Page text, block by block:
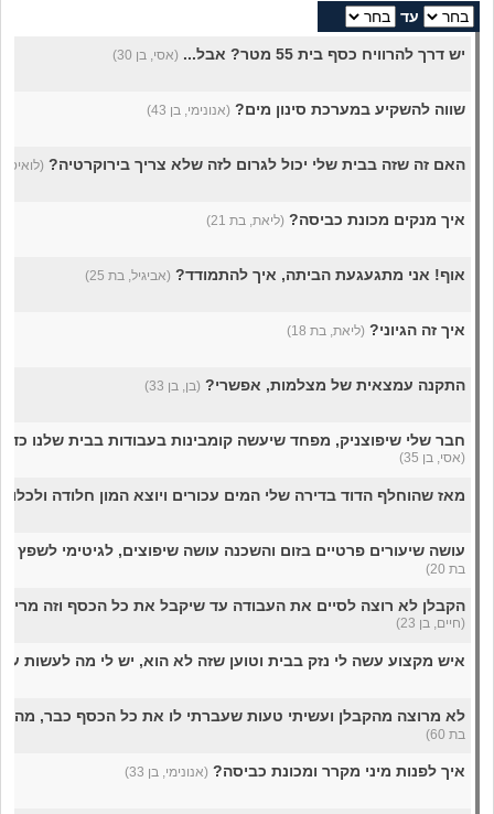
חיות מחמד
יוקר המחיה
גאווה
עד
יש דרך להרוויח כסף בית 55 מטר? אבל... (אסי, בן 30)
שווה להשקיע במערכת סינון מים? (אנונימי, בן 43)
האם זה שזה בבית שלי יכול לגרום לזה שלא צריך בירוקרטיה? (לואיס, בן
איך מנקים מכונת כביסה? (ליאת, בת 21)
אוף! אני מתגעגעת הביתה, איך להתמודד? (אביגיל, בת 25)
איך זה הגיוני? (ליאת, בת 18)
התקנה עמצאית של מצלמות, אפשרי? (בן, בן 33)
חבר שלי שיפוצניק, מפחד שיעשה קומבינות בעבודות בבית שלנו
(אסי, בן 35)
מאז שהוחלף הדוד בדירה שלי המים עכורים ויוצא המון חלודה
עושה שיעורים פרטיים בזום והשכנה עושה שיפוצים, לגיטימי
בת 20)
הקבלן לא רוצה לסיים את העבודה עד שיקבל את כל הכסף וזה
(חיים, בן 23)
איש מקצוע עשה לי נזק בבית וטוען שזה לא הוא, יש לי מה לעשות
לא מרוצה מהקבלן ועשיתי טעות שעברתי לו את כל הכסף כבר, מה
בת 60)
איך לפנות מיני מקרר ומכונת כביסה? (אנונימי, בן 33)